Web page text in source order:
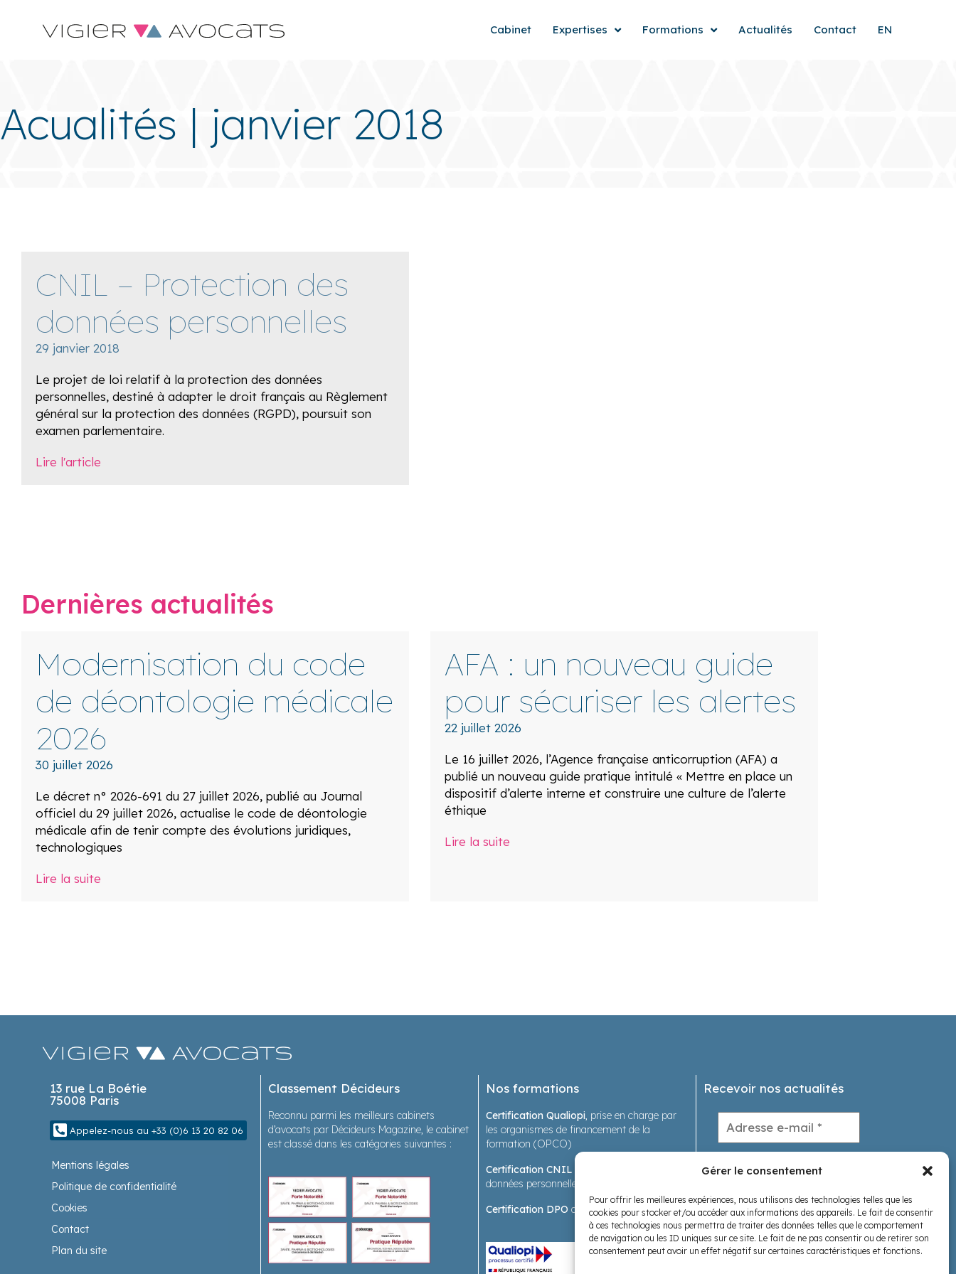
Gérer le consentement
Pour offrir les meilleures expériences, nous utilisons des technologies telles que les
cookies pour stocker et/ou accéder aux informations des appareils. Le fait de consentir
à ces technologies nous permettra de traiter des données telles que le comportement
de navigation ou les ID uniques sur ce site. Le fait de ne pas consentir ou de retirer son
consentement peut avoir un effet négatif sur certaines caractéristiques et fonctions.
Cabinet Expertises Formations Actualités Contact EN
Acualités | janvier 2018
CNIL – Protection des
données personnelles
29 janvier 2018
Le projet de loi relatif à la protection des données
personnelles, destiné à adapter le droit français au Règlement
général sur la protection des données (RGPD), poursuit son
examen parlementaire.
Lire l'article
Dernières actualités
Modernisation du code
de déontologie médicale
2026
30 juillet 2026
Le décret n° 2026-691 du 27 juillet 2026, publié au Journal
officiel du 29 juillet 2026, actualise le code de déontologie
médicale afin de tenir compte des évolutions juridiques,
technologiques
Lire la suite
AFA : un nouveau guide
pour sécuriser les alertes
22 juillet 2026
Le 16 juillet 2026, l’Agence française anticorruption (AFA) a
publié un nouveau guide pratique intitulé « Mettre en place un
dispositif d’alerte interne et construire une culture de l’alerte
éthique
Lire la suite
13 rue La Boétie
75008 Paris
Appelez-nous au +33 (0)6 13 20 82 06
Mentions légales
Politique de confidentialité
Cookies
Contact
Plan du site
Classement Décideurs
Reconnu parmi les meilleurs cabinets
d’avocats par Décideurs Magazine, le cabinet
est classé dans les catégories suivantes :
Nos formations
Certification Qualiopi, prise en charge par
les organismes de financement de la
formation (OPCO)
Certification CNIL
données personnelles en santé
Certification DPO des formatrices
Recevoir nos actualités
Nous suivre